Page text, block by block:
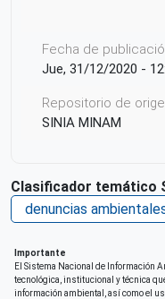
Fecha de
Jue, 31/12/2020 -
Repositorio de
SINIA MINAM
Clasificador temático
denuncias
Importante
El Sistema Nacional de Información
tecnológica, institucional y técnica
información ambiental, así como el